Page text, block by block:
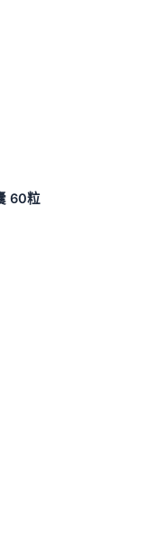
60粒